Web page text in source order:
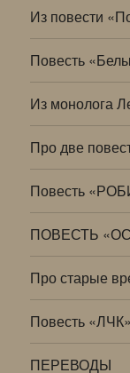
Из повести
Повесть
Из монолога
Про две
Повесть
ПОВЕСТЬ
Про старые
Повесть
ПЕРЕВОДЫ